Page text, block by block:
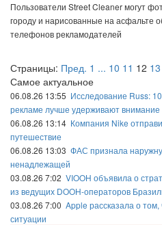
Пользователи Street Cleaner могут
городу и нарисованные на асфальте
телефонов рекламодателей
Страницы: Пред. 1 ... 10 11 12 13
Самое актуальное
06.08.26 13:55 Исследование Russ:
рекламе лучше удерживают внимание
06.08.26 13:14 Компания Nike
путешествие
06.08.26 13:03 ФАС признала
ненадлежащей
03.08.26 7:02 VIOOH объявила о
из ведущих DOOH-операторов
03.08.26 7:00 Apple рассказала о
ситуации